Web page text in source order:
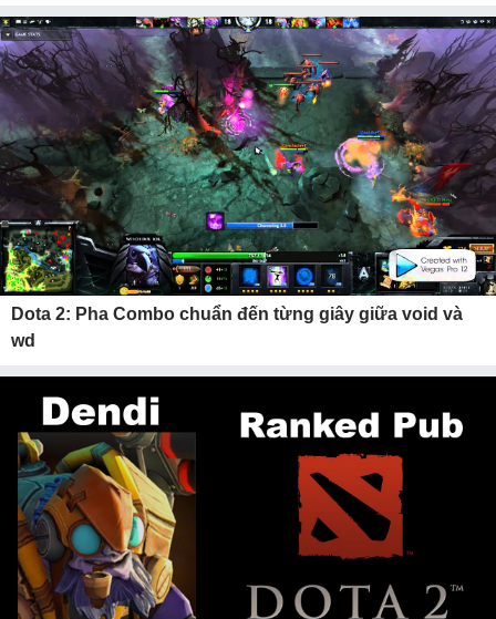
Dota 2: Pha Combo chuẩn đến từng giây giữa void và
wd